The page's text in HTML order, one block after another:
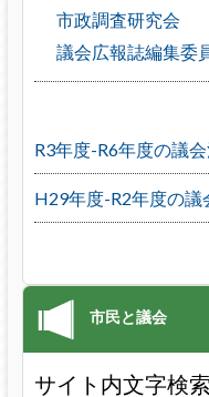
市政調査研究会
議会広報誌編集委
R3年度-R6年度の議
H29年度-R2年度の議
サイト内文字検索